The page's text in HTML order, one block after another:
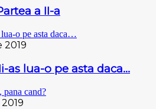
a II-a
2019
as lua-o pe asta daca…